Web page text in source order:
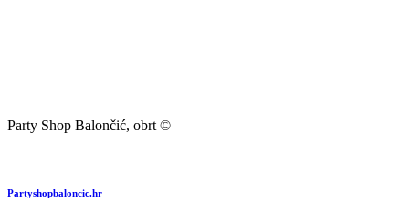
Party Shop Balončić, obrt ©
Partyshopbaloncic.hr